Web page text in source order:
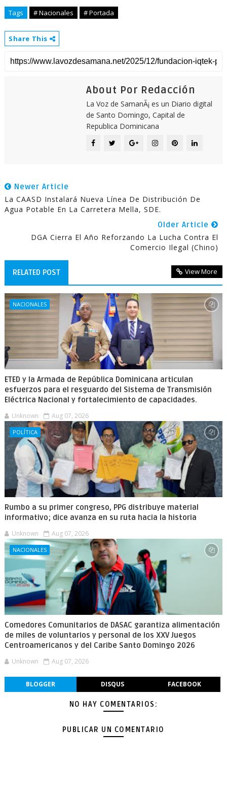
Tags # Nacionales # Portada
Share This
About Por Redacción
La Voz de SamanÃ¡ es un Diario digital
de Santo Domingo, Capital de
Republica Dominicana
Newer Article
La CAASD Instalará Nueva Línea De Distribución De
Agua Potable En La Carretera Mella, SDE.
Older Article
DGA Cierra El Año Reforzando La Lucha Contra El
Comercio Ilegal (chino)
RELATED POST View More
NACIONALES
ETED y la Armada de República Dominicana articulan
esfuerzos para el resguardo del Sistema de Transmisión
Eléctrica Nacional y fortalecimiento de capacidades.
Unknown Aug 07, 2026
POLÍTICA
Rumbo a su primer congreso, PPG distribuye material
informativo; dice avanza en su ruta hacia la historia
Unknown Aug 07, 2026
NACIONALES
Comedores Comunitarios de DASAC garantiza alimentación
de miles de voluntarios y personal de los XXV Juegos
Centroamericanos y del Caribe Santo Domingo 2026
Unknown Aug 07, 2026
BLOGGER DISQUS FACEBOOK
NO HAY COMENTARIOS:
PUBLICAR UN COMENTARIO